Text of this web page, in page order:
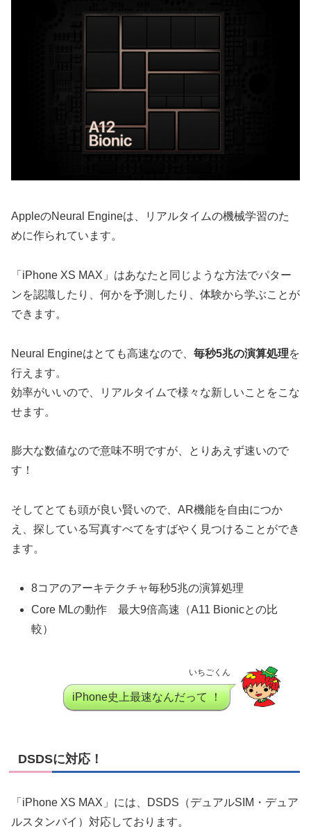
AppleのNeural Engineは、リアルタイムの機械学習のた
めに作られています。
「iPhone XS MAX」はあなたと同じような方法でパター
ンを認識したり、何かを予測したり、体験から学ぶことが
できます。
Neural Engineはとても高速なので、 毎秒5兆の演算処理を
行えます。
効率がいいので、リアルタイムで様々な新しいことをこな
せます。
膨大な数値なので意味不明ですが、とりあえず速いので
す！
そしてとても頭が良い賢いので、AR機能を自由につか
え、探している写真すべてをすばやく見つけることができ
ます。
8コアのアーキテクチャ毎秒5兆の演算処理
Core MLの動作 最大9倍高速（A11 Bionicとの比
較）
いちごくん
iPhone史上最速なんだって ！
DSDSに対応！
「iPhone XS MAX」には、DSDS（デュアルSIM・デュア
ルスタンバイ）対応しております。